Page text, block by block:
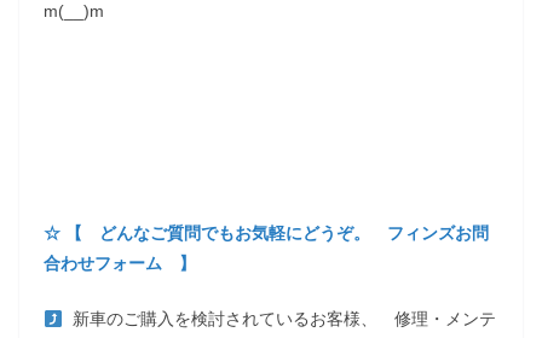
m(__)m
☆ 【 どんなご質問でもお気軽にどうぞ。 フィンズお問
合わせフォーム 】
新車のご購入を検討されているお客様、 修理・メンテ